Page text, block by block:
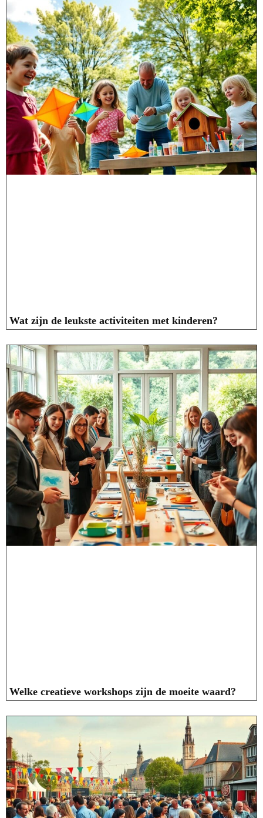
Wat zijn de leukste activiteiten met kinderen?
Welke creatieve workshops zijn de moeite waard?